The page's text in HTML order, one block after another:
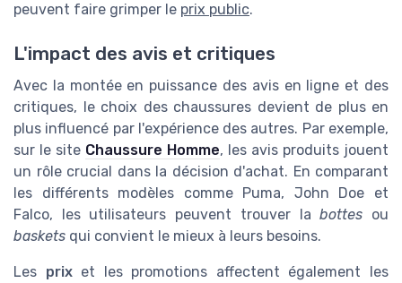
peuvent faire grimper le prix public.
L'impact des avis et critiques
Avec la montée en puissance des avis en ligne et des
critiques, le choix des chaussures devient de plus en
plus influencé par l'expérience des autres. Par exemple,
sur le site Chaussure Homme, les avis produits jouent
un rôle crucial dans la décision d'achat. En comparant
les différents modèles comme Puma, John Doe et
Falco, les utilisateurs peuvent trouver labottes ou
baskets qui convient le mieux à leurs besoins.
Les prixet les promotions affectent également les